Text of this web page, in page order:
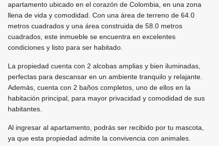
apartamento ubicado en el corazón de Colombia, en una zona
llena de vida y comodidad. Con una área de terreno de 64.0
metros cuadrados y una área construida de 58.0 metros
cuadrados, este inmueble se encuentra en excelentes
condiciones y listo para ser habitado.
La propiedad cuenta con 2 alcobas amplias y bien iluminadas,
perfectas para descansar en un ambiente tranquilo y relajante.
Además, cuenta con 2 baños completos, uno de ellos en la
habitación principal, para mayor privacidad y comodidad de sus
habitantes.
Al ingresar al apartamento, podrás ser recibido por tu mascota,
ya que esta propiedad admite la convivencia con animales.